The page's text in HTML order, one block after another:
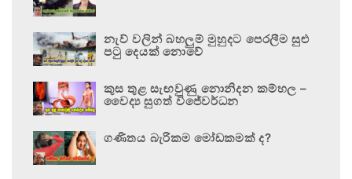
නැව් වලින් බහලුම් මුහුදට පෙරලීම සුළු
පටු දෙයක් නොවේ
කුස තුළ සැඟවුණු නොනිදන කම්හල –
වෛද්‍ය සුගත් විජේවර්ධන
ගණිතය බැරිකම මෝඩකමක් ද?